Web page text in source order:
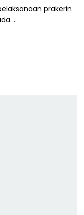
prakerin
...